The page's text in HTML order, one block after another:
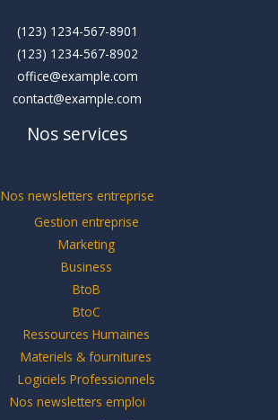
(123) 1234-567-8901
(123) 1234-567-8902
office@example.com
contact@example.com
Nos services
Nos newsletters entreprise
Gestion entreprise
Marketing
Business
BtoB
BtoC
Ressources Humaines
Materiels & fournitures
Logiciels Professionnels
Nos newsletters emploi